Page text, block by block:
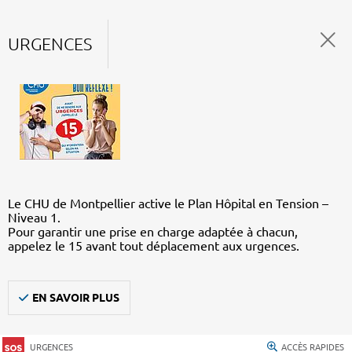
URGENCES
Le CHU de Montpellier active le Plan Hôpital en Tension –
Niveau 1.
Pour garantir une prise en charge adaptée à chacun,
appelez le 15 avant tout déplacement aux urgences.
EN SAVOIR PLUS
URGENCES ACCÈS RAPIDES